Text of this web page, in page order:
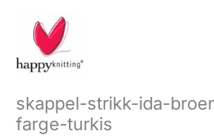
innholdet
skappel-strikk-ida-
farge-turkis